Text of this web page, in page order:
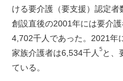
ける要介護（要支援）認定
創設直後の2001年には要介
4,702千人であった。2021年
家族介護者は6,534千人 5 と、
ている。